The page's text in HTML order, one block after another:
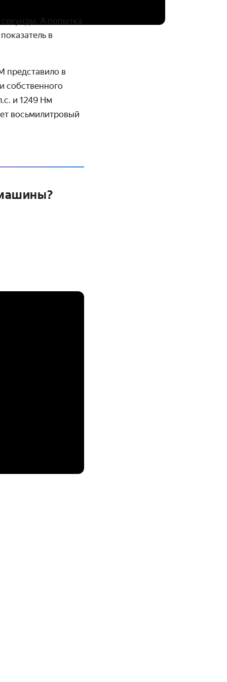
А попытка
в
пред­ставило в
собственного
и 1249 Нм
восьми­литровый